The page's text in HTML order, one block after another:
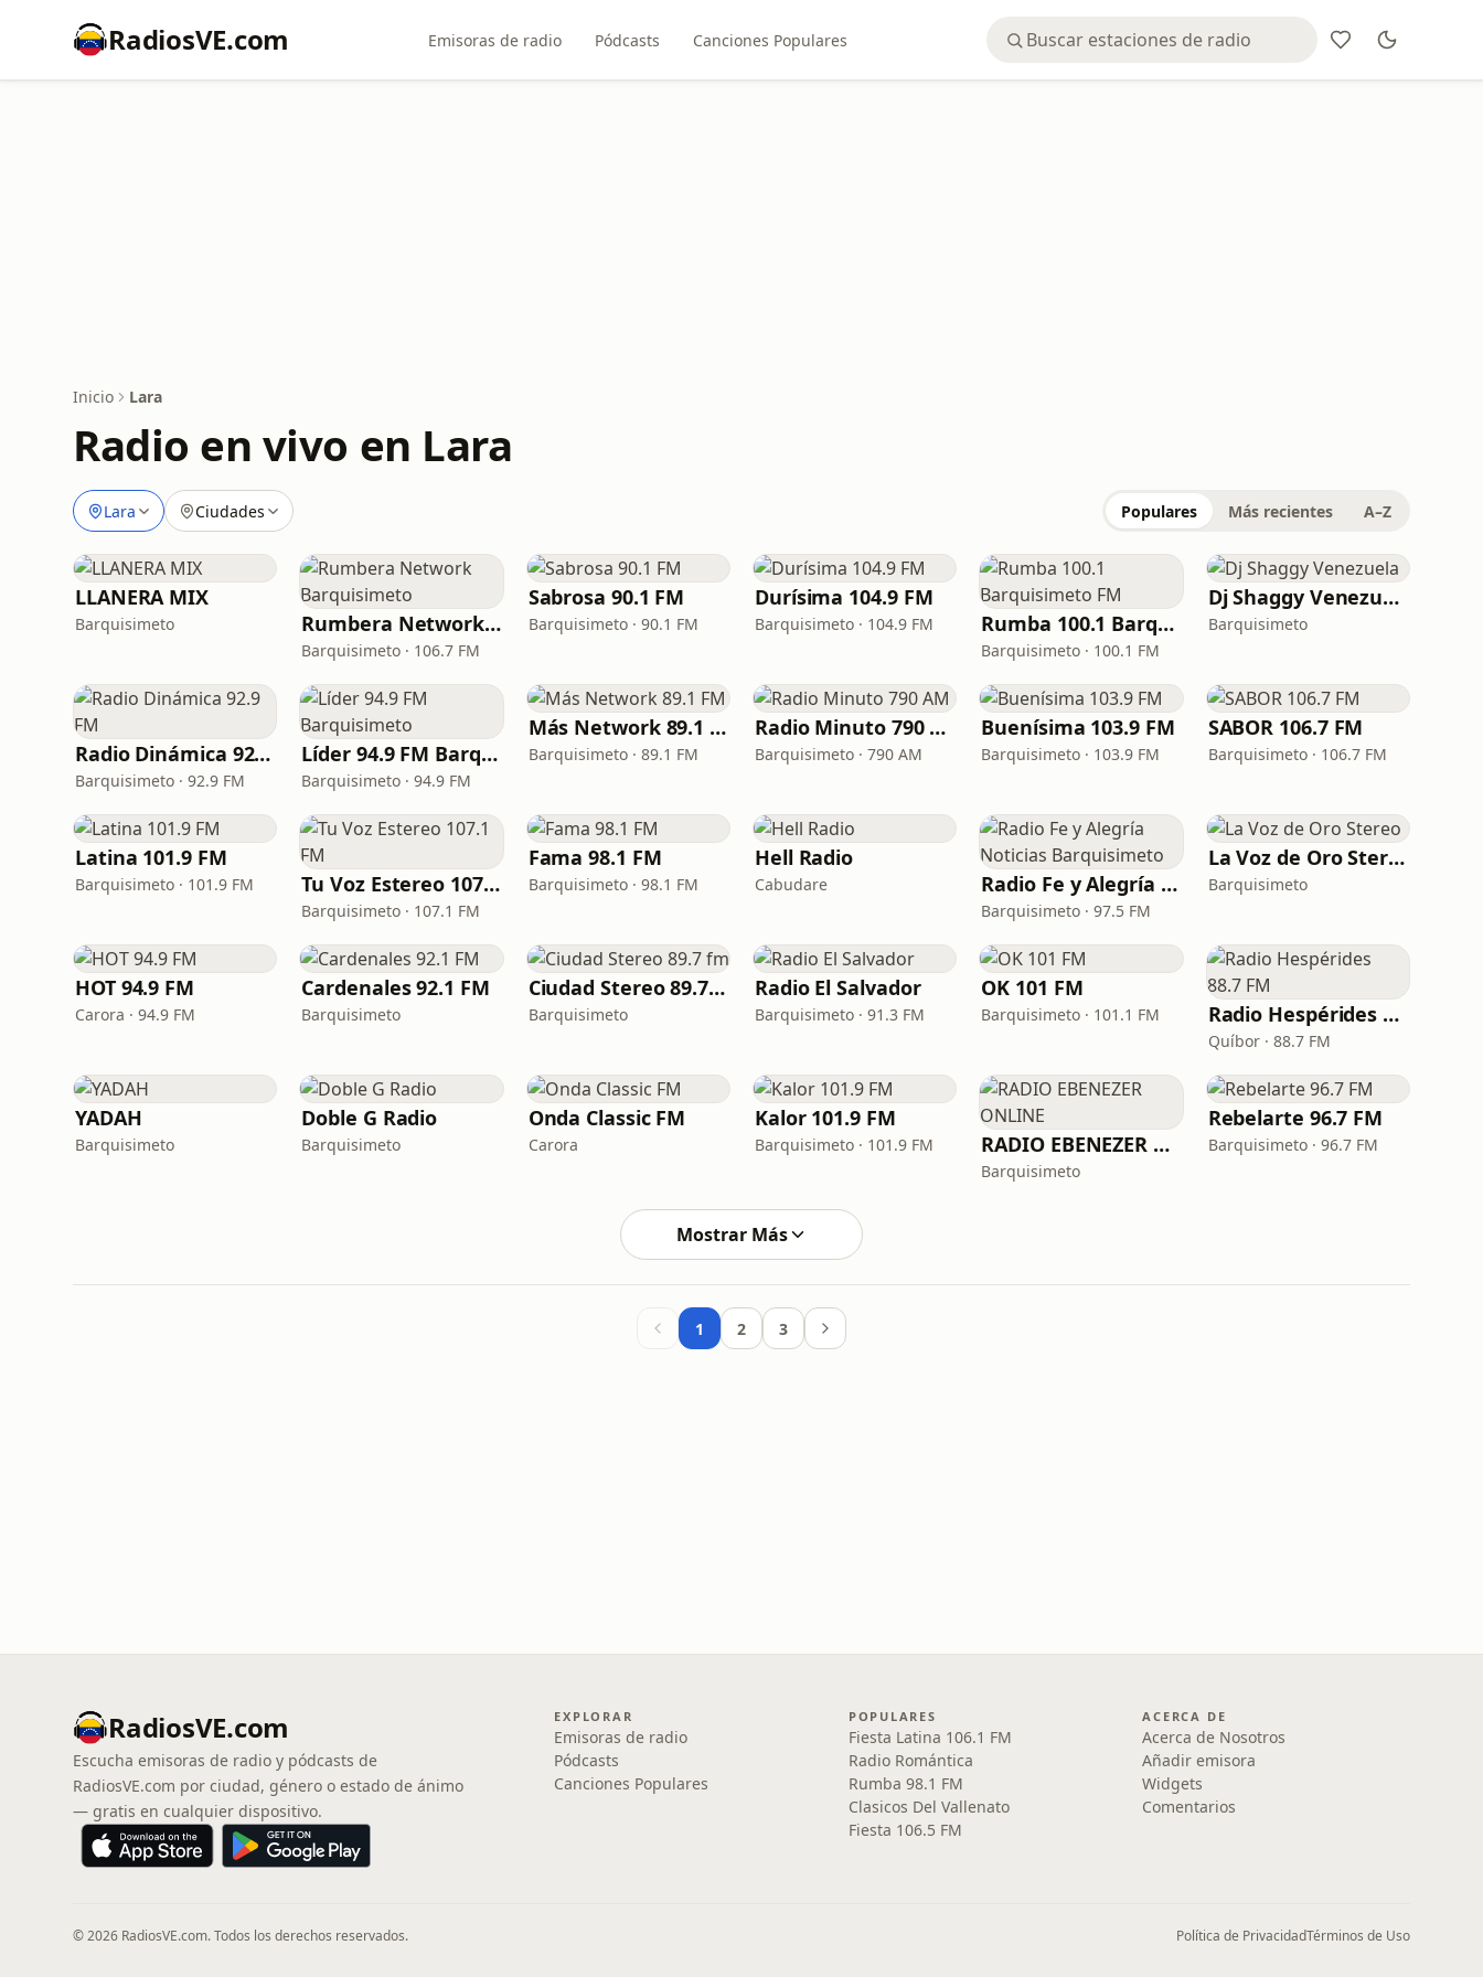
RadiosVE.com Emisoras de radio Pódcasts Canciones Populares
Inicio Lara
Radio en vivo en Lara
Lara Ciudades Populares Más recientes A–Z
LLANERA MIX
Barquisimeto Rumbera Network Barquisimeto
Barquisimeto · 106.7 FM
Sabrosa 90.1 FM
Barquisimeto · 90.1 FM
Durísima 104.9 FM
Barquisimeto · 104.9 FM Rumba 100.1 Barquisimeto FM
Barquisimeto · 100.1 FM
Dj Shaggy Venezuela
Barquisimeto
Radio Dinámica 92.9 FM
Barquisimeto · 92.9 FM
Líder 94.9 FM Barquisimeto
Barquisimeto · 94.9 FM
Más Network 89.1 FM
Barquisimeto · 89.1 FM
Radio Minuto 790 AM
Barquisimeto · 790 AM
Buenísima 103.9 FM
Barquisimeto · 103.9 FM
SABOR 106.7 FM
Barquisimeto · 106.7 FM
Latina 101.9 FM
Barquisimeto · 101.9 FM Tu Voz Estereo 107.1 FM
Barquisimeto · 107.1 FM
Fama 98.1 FM
Barquisimeto · 98.1 FM
Hell Radio
Cabudare Radio Fe y Alegría Noticias Barquisimeto
Barquisimeto · 97.5 FM
La Voz de Oro Stereo
Barquisimeto
HOT 94.9 FM
Carora · 94.9 FM
Cardenales 92.1 FM
Barquisimeto
Ciudad Stereo 89.7 fm
Barquisimeto
Radio El Salvador
Barquisimeto · 91.3 FM
OK 101 FM
Barquisimeto · 101.1 FM Radio Hespérides 88.7 FM
Quíbor · 88.7 FM
YADAH
Barquisimeto
Doble G Radio
Barquisimeto
Onda Classic FM
Carora
Kalor 101.9 FM
Barquisimeto · 101.9 FM RADIO EBENEZER ONLINE
Barquisimeto
Rebelarte 96.7 FM
Barquisimeto · 96.7 FM
Mostrar Más
1 2 3
RadiosVE.com
Escucha emisoras de radio y pódcasts de
RadiosVE.com por ciudad, género o estado de ánimo
— gratis en cualquier dispositivo.
EXPLORAR
Emisoras de radio
Pódcasts
Canciones Populares
POPULARES
Fiesta Latina 106.1 FM
Radio Romántica
Rumba 98.1 FM
Clasicos Del Vallenato
Fiesta 106.5 FM
ACERCA DE
Acerca de Nosotros
Añadir emisora
Widgets
Comentarios
© 2026 RadiosVE.com. Todos los derechos reservados. Política de PrivacidadTérminos de Uso